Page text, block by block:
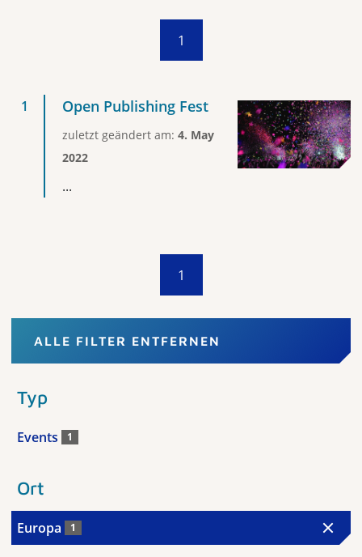
1
Open Publishing Fest
zuletzt geändert am: 4. May
2022
...
1
ALLE FILTER ENTFERNEN
Typ
Events 1
Ort
Europa 1